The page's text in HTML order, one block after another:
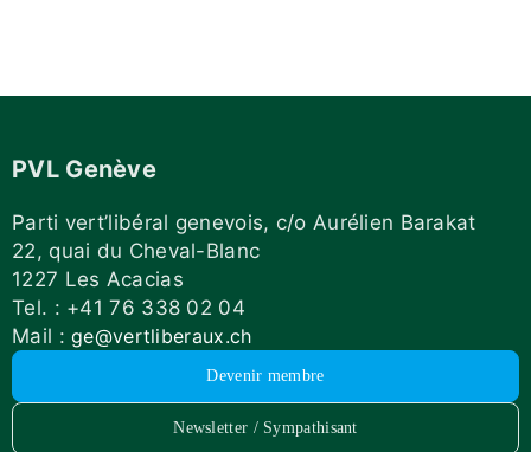
PVL Genève
Parti vert’libéral genevois, c/o Aurélien Barakat
22, quai du Cheval-Blanc
1227 Les Acacias
Tel. : +41 76 338 02 04
Mail :ge@vertliberaux.ch
Devenir membre
Newsletter / Sympathisant